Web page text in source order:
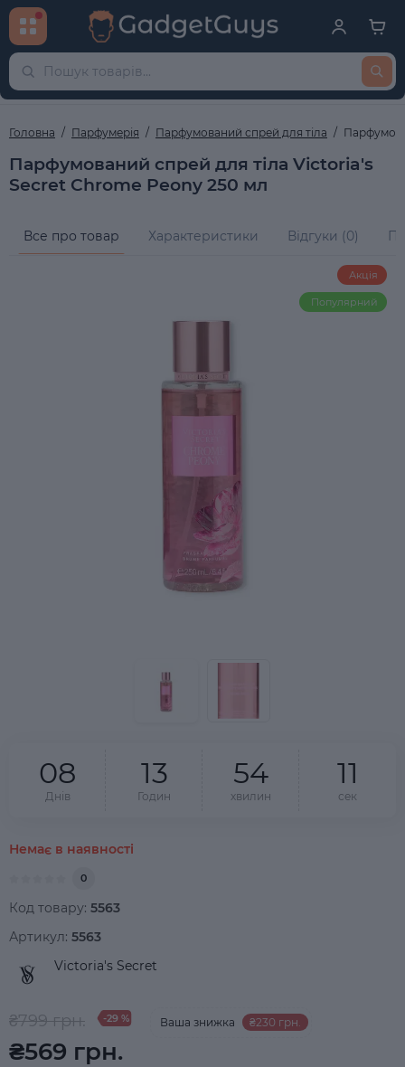
Головна Парфумерія Парфумований спрей для тіла
Парфумований спрей для тіла Victoria's
Secret Chrome Peony 250 мл
Все про товар Характеристики Відгуки (0)
Акція
Популярний
08
Днів
13
Годин
54
хвилин
11
сек
Немає в наявності
0
Код товару: 5563
Артикул: 5563
Victoria's Secret
₴799 грн. -29 % Ваша знижка ₴230 грн.
₴569 грн.